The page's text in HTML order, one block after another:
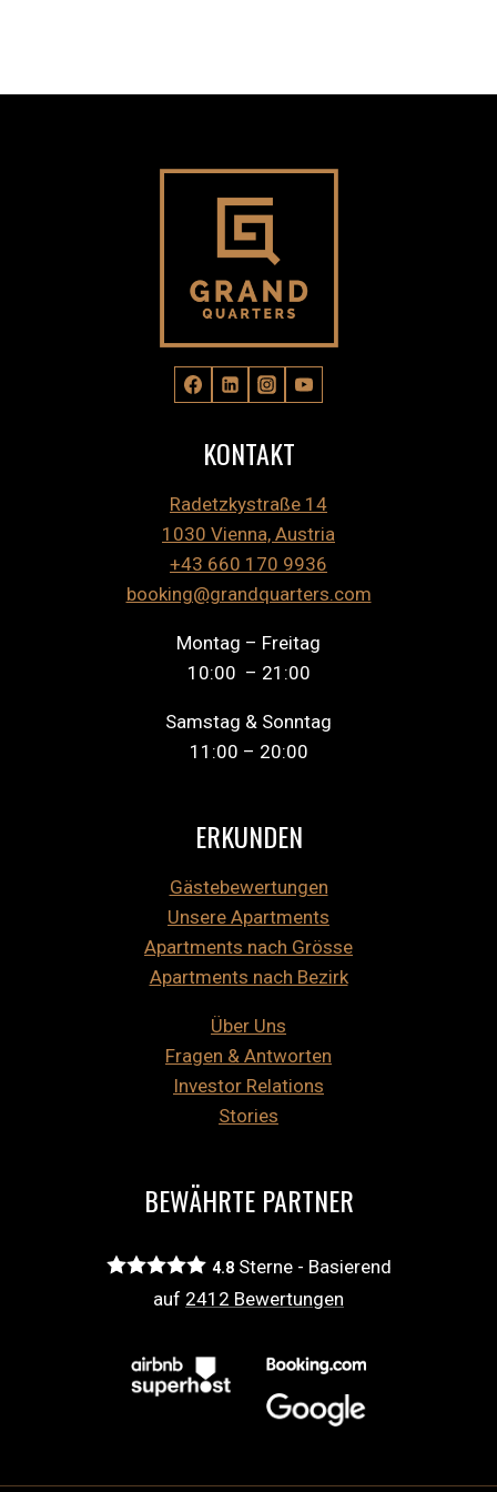
?
KONTAKT
Radetzkystraße 14
1030 Vienna, Austria
+43 660 170 9936
booking@grandquarters.com
Montag – Freitag
10:00 – 21:00
Samstag & Sonntag
11:00 – 20:00
ERKUNDEN
Gästebewertungen
Unsere Apartments
Apartments nach Grösse
Apartments nach Bezirk
Über Uns
Fragen & Antworten
Investor Relations
Stories
BEWÄHRTE PARTNER
4.8Sterne - Basierend
auf 2412 Bewertungen